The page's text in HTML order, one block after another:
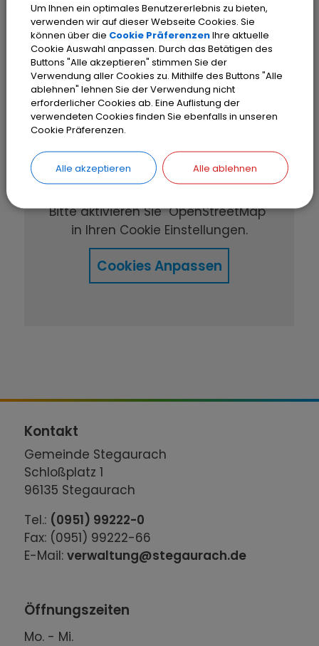
OpenStreetMap wird
derzeit nicht angezeigt
Bitte aktivieren Sie "OpenStreetMap"
in Ihren Cookie Einstellungen.
Cookies Anpassen
Kontakt
Gemeinde Stegaurach
Schloßplatz 1
96135 Stegaurach
Tel.: (0951) 99222-0
Fax: (0951) 99222-66
E-Mail:verwaltung@stegaurach.de
Öffnungszeiten
Mo. - Mi.
Um Ihnen ein optimales Benutzererlebnis zu bieten,
verwenden wir auf dieser Webseite Cookies. Sie
können über die Cookie PräferenzenIhre aktuelle
Cookie Auswahl anpassen. Durch das Betätigen des
Buttons "Alle akzeptieren" stimmen Sie der
Verwendung aller Cookies zu. Mithilfe des Buttons "Alle
ablehnen" lehnen Sie der Verwendung nicht
erforderlicher Cookies ab. Eine Auflistung der
verwendeten Cookies finden Sie ebenfalls in unseren
Cookie Präferenzen.
Alle akzeptieren Alle ablehnen